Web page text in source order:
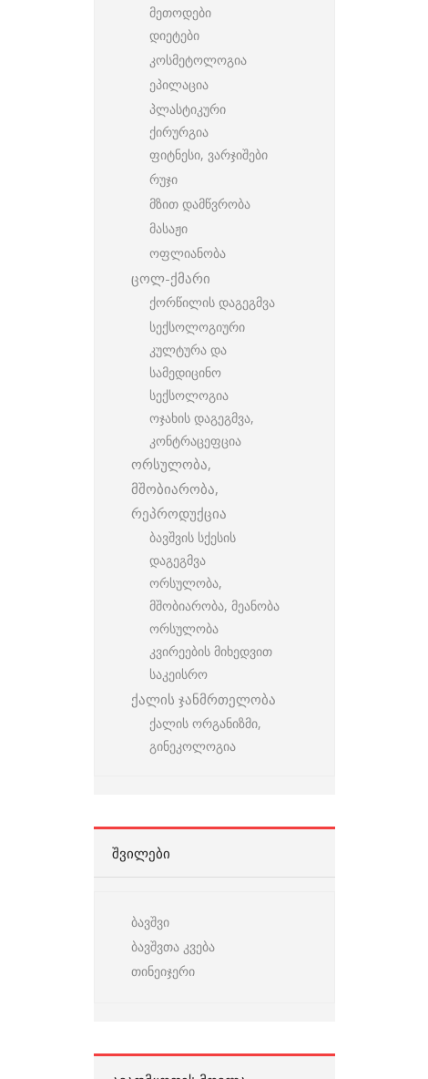
მეთოდები
დიეტები
კოსმეტოლოგია
ეპილაცია
პლასტიკური
ქირურგია
ფიტნესი, ვარჯიშები
რუჯი
მზით დამწვრობა
მასაჟი
ოფლიანობა
ცოლ-ქმარი
ქორწილის დაგეგმვა
სექსოლოგიური
კულტურა და
სამედიცინო
სექსოლოგია
ოჯახის დაგეგმვა,
კონტრაცეფცია
ორსულობა,
მშობიარობა,
რეპროდუქცია
ბავშვის სქესის
დაგეგმვა
ორსულობა,
მშობიარობა, მეანობა
ორსულობა
კვირეების მიხედვით
საკეისრო
ქალის ჯანმრთელობა
ქალის ორგანიზმი,
გინეკოლოგია
ᲨᲕᲘᲚᲔᲑᲘ
ბავშვი
ბავშვთა კვება
თინეიჯერი